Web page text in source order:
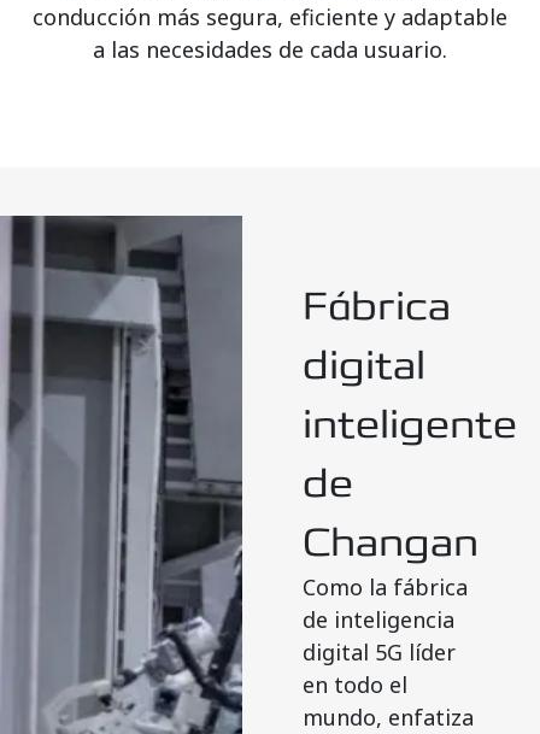
conducción más segura, eficiente y adaptable
a las necesidades de cada usuario.
Fábrica
digital
inteligente
de
Changan
Como la fábrica
de inteligencia
digital 5G líder
en todo el
mundo, enfatiza